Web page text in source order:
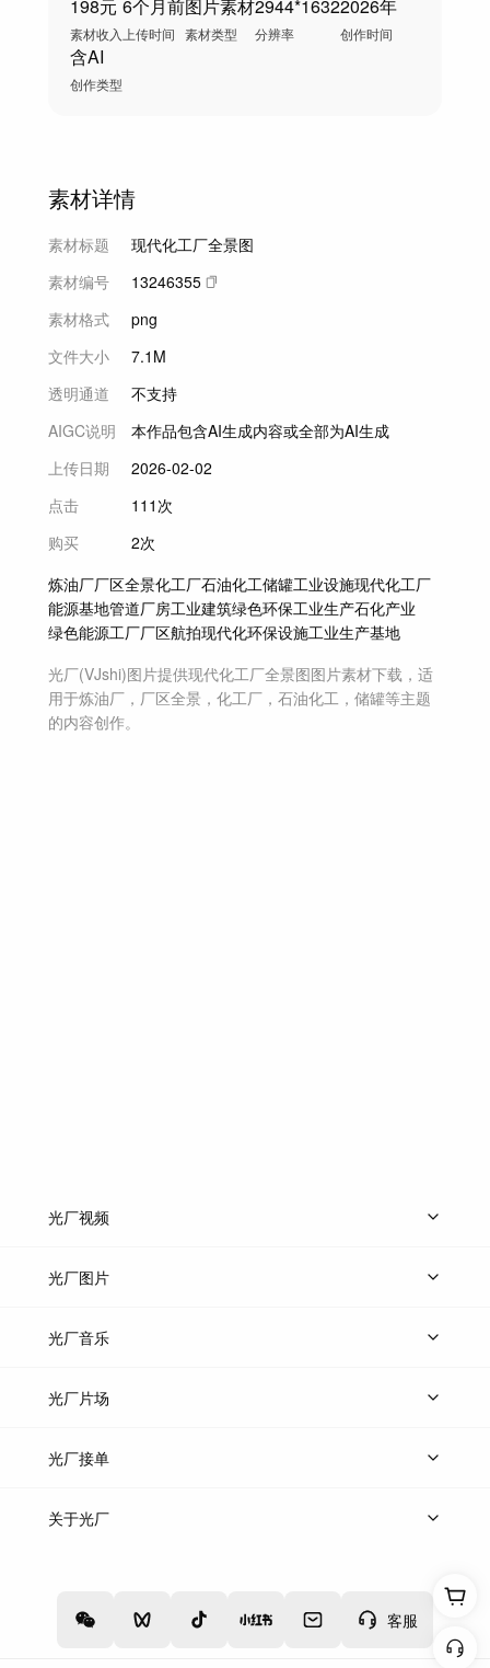
198元
素材收入
6个月前
上传时间
图片素材
素材类型
2944*1632
分辨率
2026年
创作时间
含AI
创作类型
素材详情
素材标题
现代化工厂全景图
素材编号
13246355
素材格式
png
文件大小
7.1M
透明通道
不支持
AIGC说明
本作品包含AI生成内容或全部为AI生成
上传日期
2026-02-02
点击
111次
购买
2次
炼油厂厂区全景化工厂石油化工储罐工业设施现代化工厂
能源基地管道厂房工业建筑绿色环保工业生产石化产业
绿色能源工厂厂区航拍现代化环保设施工业生产基地
光厂(VJshi)图片提供现代化工厂全景图图片素材下载，适
用于炼油厂，厂区全景，化工厂，石油化工，储罐等主题
的内容创作。
客服
光厂视频
上传视频
光厂图片
上传图片
光厂音乐
热门音乐
光厂片场
上传案例
光厂接单
上架服务
关于光厂